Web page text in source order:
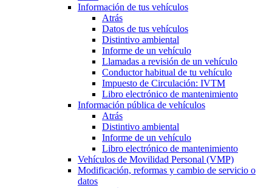
Información de tus vehículos
Atrás
Datos de tus vehículos
Distintivo ambiental
Informe de un vehículo
Llamadas a revisión de un vehículo
Conductor habitual de tu vehículo
Impuesto de Circulación: IVTM
Libro electrónico de mantenimiento
Información pública de vehículos
Atrás
Distintivo ambiental
Informe de un vehículo
Libro electrónico de mantenimiento
Vehículos de Movilidad Personal (VMP)
Modificación, reformas y cambio de servicio o
datos